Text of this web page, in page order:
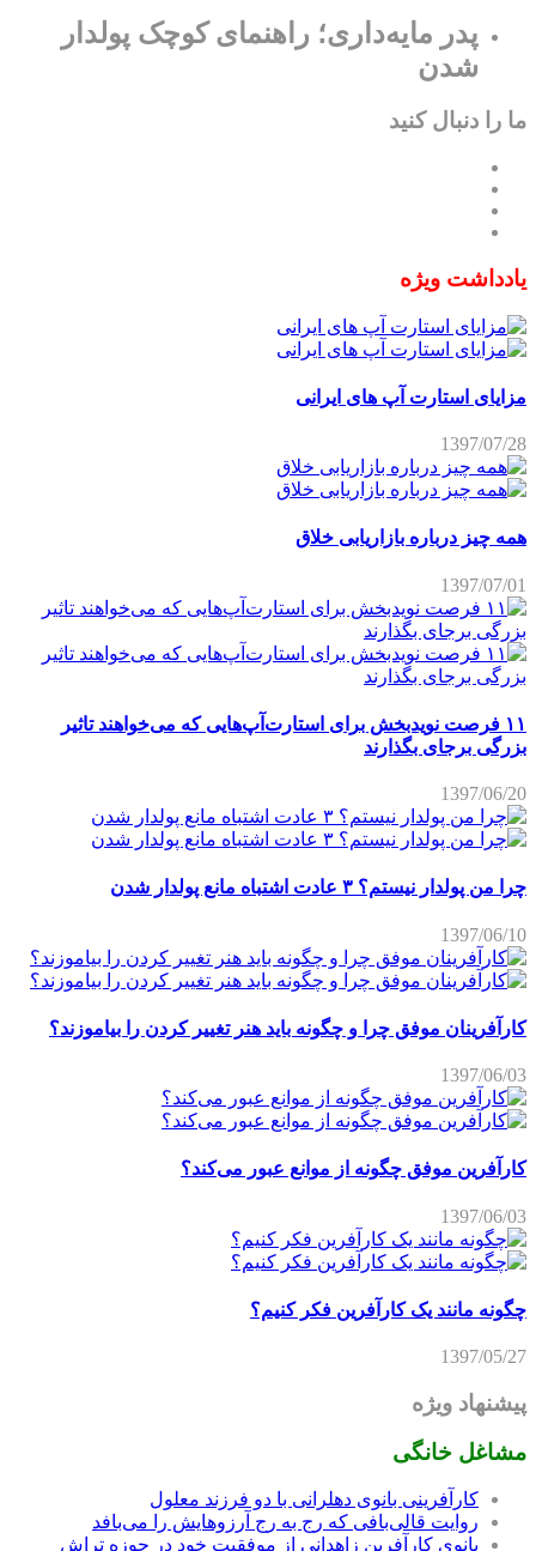
پدر مایه‌داری؛ راهنمای کوچک پولدار
شدن
ما را دنبال کنید
یادداشت ویژه
مزایای استارت آپ های ایرانی
1397/07/28
همه چیز درباره بازاریابی خلاق
1397/07/01
۱۱ فرصت نویدبخش برای استارت‌آپ‌هایی که می‌خواهند تاثیر
بزرگی برجای بگذارند
1397/06/20
چرا من پولدار نیستم؟ ۳ عادت اشتباه مانع پولدار شدن
1397/06/10
کارآفرینان موفق چرا و چگونه باید هنر تغییر کردن را بیاموزند؟
1397/06/03
کارآفرین موفق چگونه از موانع عبور می‌کند؟
1397/06/03
چگونه مانند یک کارآفرین فکر کنیم؟
1397/05/27
پیشنهاد ویژه
مشاغل خانگی
کارآفرینی بانوی دهلرانی با دو فرزند معلول
روایت قالی‌بافی که رج به رج آرزوهایش را می‌بافد
بانوی کارآفرین زاهدانی از موفقیت خود در حوزه تراش